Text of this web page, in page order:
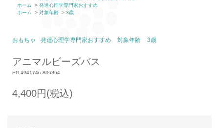
ホーム
> 発達心理学専門家おすすめ
ホーム
> 対象年齢 > 3歳
おもちゃ 発達心理学専門家おすすめ 対象年齢 3歳
アニマルビーズバス
ED-4941746 806364
4,400円(税込)